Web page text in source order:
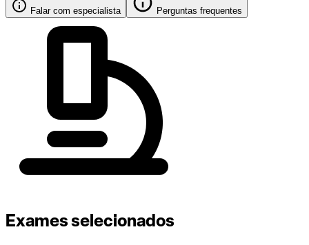
Falar com especialista Perguntas frequentes
Exames selecionados